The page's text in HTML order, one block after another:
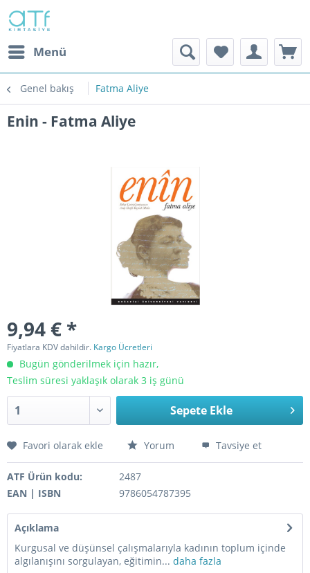
Menü
Genel bakış Fatma Aliye
Enin - Fatma Aliye
9,94 € *
Fiyatlara KDV dahildir. Kargo Ücretleri
Bugün gönderilmek için hazır,
Teslim süresi yaklaşık olarak 3 iş günü
Sepete Ekle
Favori olarak ekle Yorum Tavsiye et
ATF Ürün kodu:
2487
EAN | ISBN
9786054787395
Açıklama
Kurgusal ve düşünsel çalışmalarıyla kadının toplum içinde
algılanışını sorgulayan, eğitimin... daha fazla